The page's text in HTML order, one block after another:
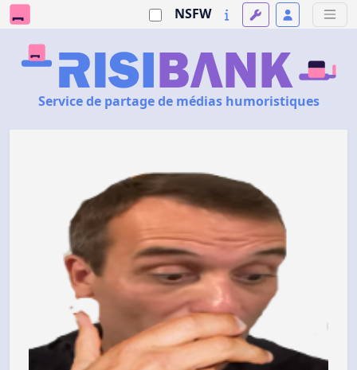
NSFW
Service de partage de médias humoristiques